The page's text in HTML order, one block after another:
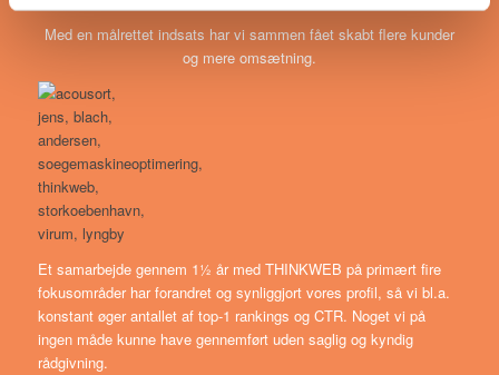
Med en målrettet indsats har vi sammen fået skabt flere kunder
og mere omsætning.
Et samarbejde gennem 1½ år med THINKWEB på primært fire
fokusområder har forandret og synliggjort vores profil, så vi bl.a.
konstant øger antallet af top-1 rankings og CTR. Noget vi på
ingen måde kunne have gennemført uden saglig og kyndig
rådgivning.